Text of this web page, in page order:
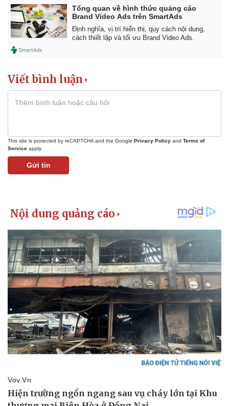
Tổng quan về hình thức quảng cáo
Brand Video Ads trên SmartAds
Định nghĩa, vị trí hiển thị, quy cách nội dung,
cách thiết lập và tối ưu Brand Video Ads.
Viết bình luận
This site is protected by reCAPTCHA and the Google Privacy Policy and Terms of
Service apply.
Gửi tin